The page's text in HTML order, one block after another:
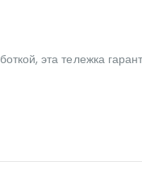
эта тележка